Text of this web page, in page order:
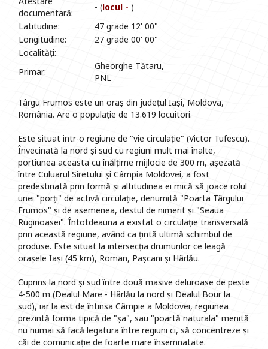
documentară:
- (locul - )
Latitudine:
47 grade 12' 00"
Longitudine:
27 grade 00' 00"
Localități:
Primar:
Gheorghe Tătaru,
PNL
Târgu Frumos este un oraș din județul Iași, Moldova,
România. Are o populație de 13.619 locuitori.
Este situat intr-o regiune de "vie circulație" (Victor Tufescu).
Învecinată la nord și sud cu regiuni mult mai înalte,
portiunea aceasta cu înălțime mijlocie de 300 m, așezată
între Culuarul Siretului și Câmpia Moldovei, a fost
predestinată prin formă și altitudinea ei mică să joace rolul
unei "porți" de activă circulație, denumită "Poarta Târgului
Frumos" și de asemenea, destul de nimerit și "Seaua
Ruginoasei". Întotdeauna a existat o circulație transversală
prin această regiune, având ca țintă ultimă schimbul de
produse. Este situat la intersecția drumurilor ce leagă
orașele Iași (45 km), Roman, Pașcani și Hârlău.
Cuprins la nord și sud între două masive deluroase de peste
4-500 m (Dealul Mare - Hârlău la nord și Dealul Bour la
sud), iar la est de întinsa Câmpie a Moldovei, regiunea
prezintă forma tipică de "șa", sau "poartă naturala" menită
nu numai să facă legatura între regiuni ci, să concentreze și
căi de comunicație de foarte mare însemnatate.